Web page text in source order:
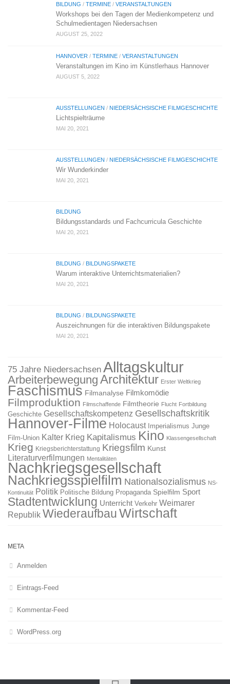
BILDUNG / TERMINE / VERANSTALTUNGEN
Workshops bei den Tagen der Medienkompetenz und
Schulmedientagen Niedersachsen
AUGUST 25, 2022
HANNOVER / TERMINE / VERANSTALTUNGEN
Veranstaltungen im Kino im Künstlerhaus Hannover
AUGUST 5, 2022
AUSSTELLUNGEN / NIEDERSÄCHSISCHE FILMGESCHICHTE
Lichtspielträume
MAI 20, 2021
AUSSTELLUNGEN / NIEDERSÄCHSISCHE FILMGESCHICHTE
Wir Wunderkinder
MAI 20, 2021
BILDUNG
Bildungsstandards und Fachcurricula Geschichte
MAI 20, 2021
BILDUNG / BILDUNGSPAKETE
Warum interaktive Unterrichtsmaterialien?
MAI 20, 2021
BILDUNG / BILDUNGSPAKETE
Auszeichnungen für die interaktiven Bildungspakete
MAI 20, 2021
75 Jahre Niedersachsen Alltagskultur
Arbeiterbewegung Architektur Erster Weltkrieg
Faschismus Filmanalyse Filmkomödie
Filmproduktion Filmschaffende Filmtheorie Flucht Fortbildung
Geschichte Gesellschaftskompetenz Gesellschaftskritik
Hannover-Filme Holocaust Imperialismus Junge
Film-Union Kalter Krieg Kapitalismus Kino Klassengesellschaft
Krieg Kriegsberichterstattung Kriegsfilm Kunst
Literaturverfilmungen Mentalitäten
Nachkriegsgesellschaft
Nachkriegsspielfilm Nationalsozialismus NS-
Kontinuität Politik Politische Bildung Propaganda Spielfilm Sport
Stadtentwicklung Unterricht Verkehr Weimarer
Republik WiederaufbauWirtschaft
META
Anmelden
Eintrags-Feed
Kommentar-Feed
WordPress.org